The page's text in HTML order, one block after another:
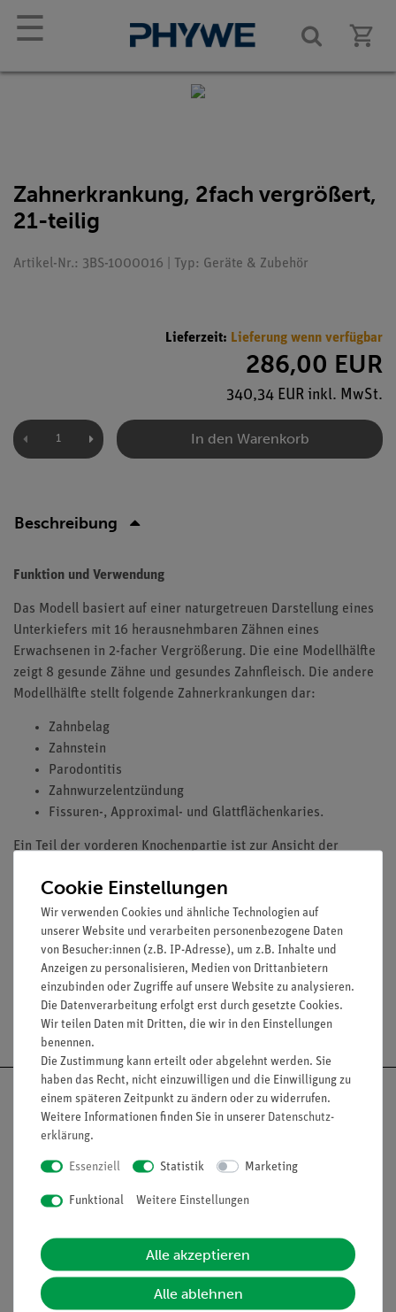
☰
Zahnerkrankung, 2fach vergrößert,
21-teilig
Artikel-Nr.: 3BS-1000016 | Typ: Geräte & Zubehör
Lieferzeit: Lieferung wenn verfügbar
286,00 EUR
340,34 EUR inkl. MwSt.
In den Warenkorb
Beschreibung
Funktion und Verwendung
Das Modell basiert auf einer naturgetreuen Darstellung eines
Unterkiefers mit 16 herausnehmbaren Zähnen eines
Erwachsenen in 2-facher Vergrößerung. Die eine Modellhälfte
zeigt 8 gesunde Zähne und gesundes Zahnfleisch. Die andere
Modellhälfte stellt folgende Zahnerkrankungen dar:
Zahnbelag
Zahnstein
Parodontitis
Zahnwurzelentzündung
Fissuren-, Approximal- und Glattflächenkaries.
Ein Teil der vorderen Knochenpartie ist zur Ansicht der
Backenzähne sind längs geteilt, um das Innere des Zahns offen
zu legen.Lieferung auf Sockel.E/D/F/S/P/I/J25,5 x 18,5 x 18cm
(b x t x h)
Versandkostenfrei ab 300,- €
Informationen Service
Übersicht Service
Cookie Einstellungen
Wir verwenden Cookies und ähnliche Technologien auf
unserer Website und verarbeiten personenbezogene Daten
von Besucher:innen (z.B. IP-Adresse), um z.B. Inhalte und
Anzeigen zu personalisieren, Medien von Drittanbietern
einzubinden oder Zugriffe auf unsere Website zu analysieren.
Die Datenverarbeitung erfolgt erst durch gesetzte Cookies.
Wir teilen Daten mit Dritten, die wir in den Einstellungen
benennen.
Die Zustimmung kann erteilt oder abgelehnt werden. Sie
haben das Recht, nicht einzuwilligen und die Einwilligung zu
einem späteren Zeitpunkt zu ändern oder zu widerrufen.
Weitere Informationen finden Sie in unserer Daten­schutz­
erklärung.
Essenziell Statistik Marketing
Funktional Weitere Einstellungen
Alle akzeptieren
Alle ablehnen